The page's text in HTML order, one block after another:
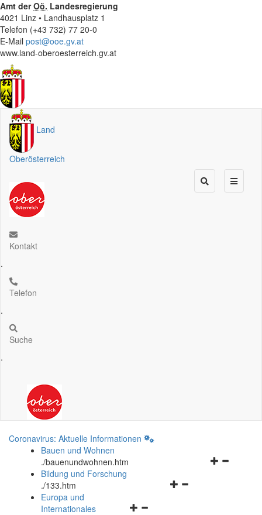
Amt derOö. Landesregierung
4021 Linz • Landhausplatz 1
Telefon (+43 732) 77 20-0
E-Mail post@ooe.gv.at
www.land-oberoesterreich.gv.at
Land
Oberösterreich
Kontakt
.
Telefon
.
Suche
.
Coronavirus: Aktuelle Informationen
Bauen und Wohnen
./bauenundwohnen.htm
Navigationsmenü
Bildung und Forschung
./133.htm
Navigationsmenü
Europa und
Internationales